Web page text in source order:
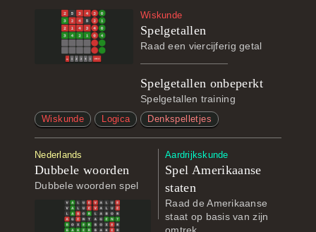
Wiskunde
Spelgetallen
Raad een viercijferig getal
Spelgetallen onbeperkt
Spelgetallen training
Wiskunde Logica Denkspelletjes
Nederlands
Dubbele woorden
Dubbele woorden spel
Aardrijkskunde
Spel Amerikaanse
staten
Raad de Amerikaanse
staat op basis van zijn